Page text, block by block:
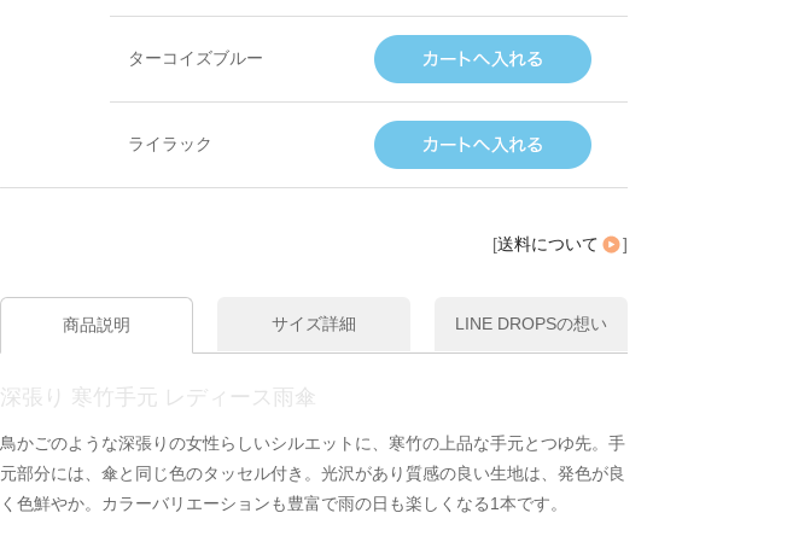
ターコイズブルー
ライラック
[送料について ]
商品説明 サイズ詳細 LINE DROPSの想い
深張り 寒竹手元 レディース雨傘
鳥かごのような深張りの女性らしいシルエットに、寒竹の上品な手元とつゆ先。手
元部分には、傘と同じ色のタッセル付き。光沢があり質感の良い生地は、発色が良
く色鮮やか。カラーバリエーションも豊富で雨の日も楽しくなる1本です。